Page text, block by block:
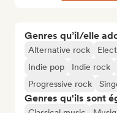
Genres qu’il/elle
Alternative rock
Indie pop
Indie rock
Progressive rock
Genres qu'ils sont